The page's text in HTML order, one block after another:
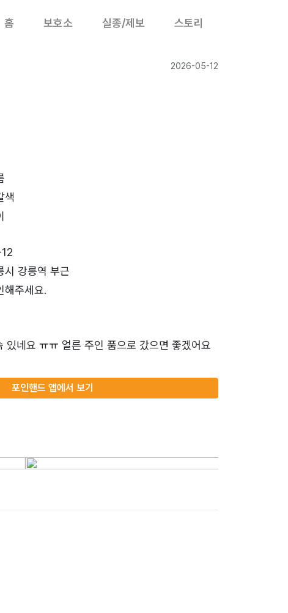
홈 보호소 실종/제보 스토리
2026-05-12
색
시 강릉역 부근
해주세요.
있네요 ㅠㅠ 얼른 주인 품으로 갔으면 좋겠어요
포인핸드 앱에서 보기